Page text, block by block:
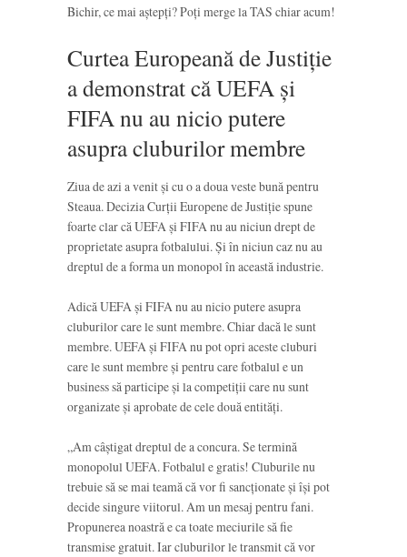
Bichir, ce mai aștepți? Poți merge la TAS chiar acum!
Curtea Europeană de Justiție
a demonstrat că UEFA și
FIFA nu au nicio putere
asupra cluburilor membre
Ziua de azi a venit și cu o a doua veste bună pentru
Steaua. Decizia Curții Europene de Justiție spune
foarte clar că UEFA și FIFA nu au niciun drept de
proprietate asupra fotbalului. Și în niciun caz nu au
dreptul de a forma un monopol în această industrie.
Adică UEFA și FIFA nu au nicio putere asupra
cluburilor care le sunt membre. Chiar dacă le sunt
membre. UEFA și FIFA nu pot opri aceste cluburi
care le sunt membre și pentru care fotbalul e un
business să participe și la competiții care nu sunt
organizate și aprobate de cele două entități.
„Am câștigat dreptul de a concura. Se termină
monopolul UEFA. Fotbalul e gratis! Cluburile nu
trebuie să se mai teamă că vor fi sancționate și își pot
decide singure viitorul. Am un mesaj pentru fani.
Propunerea noastră e ca toate meciurile să fie
transmise gratuit. Iar cluburilor le transmit că vor